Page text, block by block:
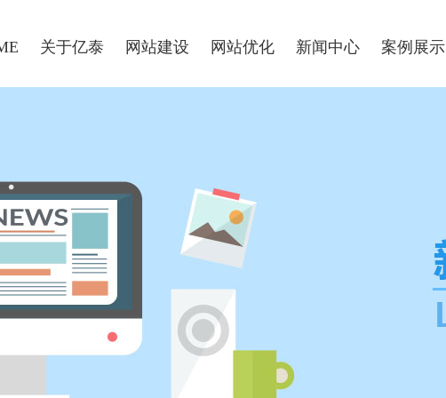
关于亿泰 网站建设 网站优化 新闻中心 案例展示